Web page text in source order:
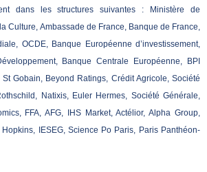
dans les structures suivantes : Ministère de
Culture, Ambassade de France, Banque de France,
OCDE, Banque Européenne d’investissement,
Banque Centrale Européenne, BPI
St Gobain, Beyond Ratings, Crédit Agricole, Société
Natixis, Euler Hermes, Société Générale,
FFA, AFG, IHS Market, Actélior, Alpha Group,
IESEG, Science Po Paris, Paris Panthéon-